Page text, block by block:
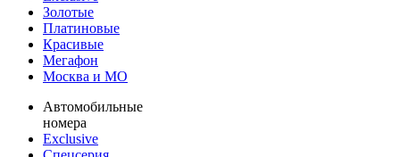
Золотые
Платиновые
Красивые
Мегафон
Москва и МО
Автомобильные
номера
Exclusive